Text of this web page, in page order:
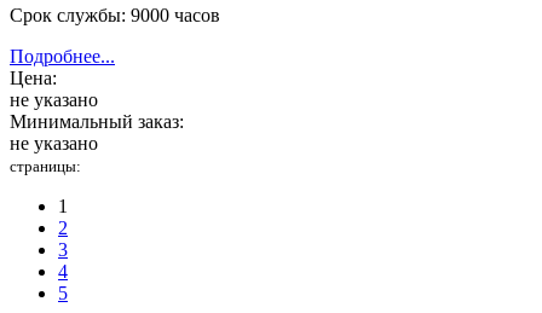
Срок службы: 9000 часов
Подробнее...
Цена:
не указано
Минимальный заказ:
не указано
страницы:
1
2
3
4
5